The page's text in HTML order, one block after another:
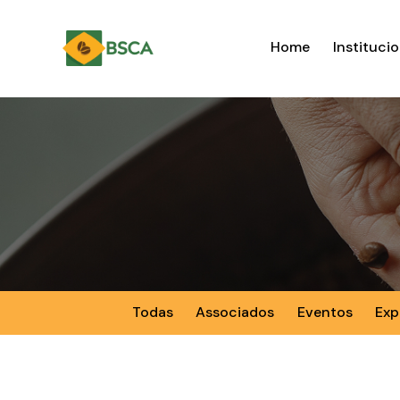
Home
Todas Associados Eventos